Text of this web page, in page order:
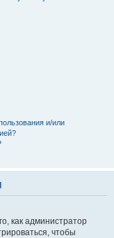
и/или
как администратор
чтобы